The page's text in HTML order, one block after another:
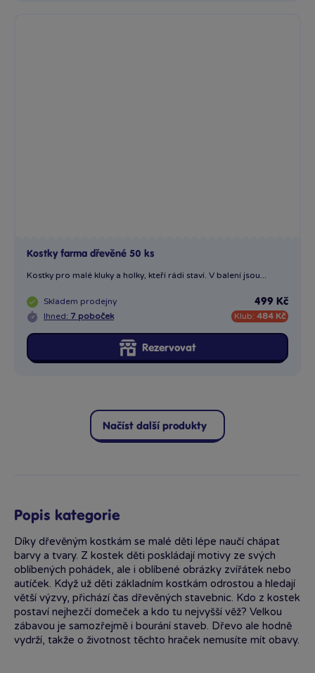
Kostky farma dřevěné 50 ks
Kostky pro malé kluky a holky, kteří rádi staví. V balení jsou...
Skladem prodejny
Ihned: 7 poboček
499 Kč
Klub: 484 Kč
Rezervovat
Načíst další produkty
Popis kategorie
Díky dřevěným kostkám se malé děti lépe naučí chápat
barvy a tvary. Z kostek děti poskládají motivy ze svých
oblíbených pohádek, ale i oblíbené obrázky zvířátek nebo
autíček. Když už děti základním kostkám odrostou a hledají
větší výzvy, přichází čas dřevěných stavebnic. Kdo z kostek
postaví nejhezčí domeček a kdo tu nejvyšší věž? Velkou
zábavou je samozřejmě i bourání staveb. Dřevo ale hodně
vydrží, takže o životnost těchto hraček nemusíte mít obavy.